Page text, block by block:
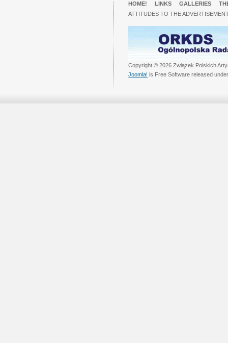
HOME! LINKS GALLERIES
ATTITUDES TO THE
Copyright © 2026 Związek Polskich
Joomla! is Free Software released